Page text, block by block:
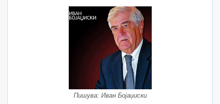
Пишува: Иван Бојаџиски